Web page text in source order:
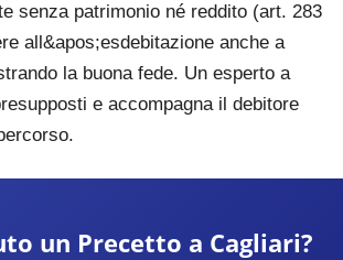
senza patrimonio né reddito (art. 283
all&apos;esdebitazione anche a
la buona fede. Un esperto a
e accompagna il debitore
un Precetto a Cagliari?